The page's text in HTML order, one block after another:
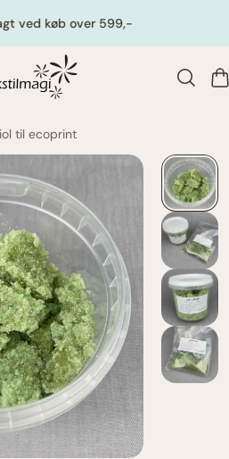
ved køb over 599,-
til ecoprint